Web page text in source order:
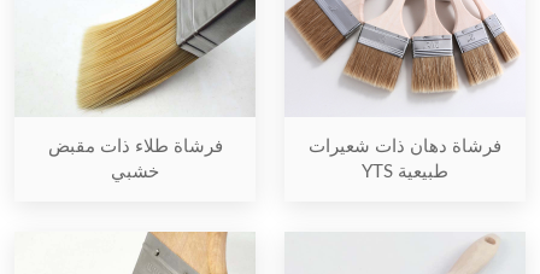
فرشاة دهان ذات شعيرات
طبيعية YTS
فرشاة طلاء ذات مقبض
خشبي